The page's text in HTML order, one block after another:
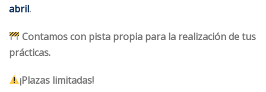
abril.
Contamos con pista propia para la realización de tus
prácticas.
¡Plazas limitadas!